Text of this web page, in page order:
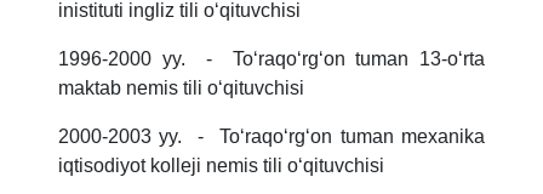
inistituti ingliz tili oʻqituvchisi
1996-2000 yy. - Toʻraqoʻrgʻon tuman 13-oʻrta
maktab nemis tili oʻqituvchisi
2000-2003 yy. - Toʻraqoʻrgʻon tuman mexanika
iqtisodiyot kolleji nemis tili oʻqituvchisi